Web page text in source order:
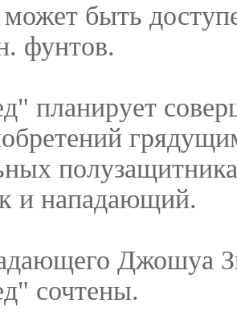
быть
фунтов.
планирует
и нападающий.
Джошуа
сочтены.